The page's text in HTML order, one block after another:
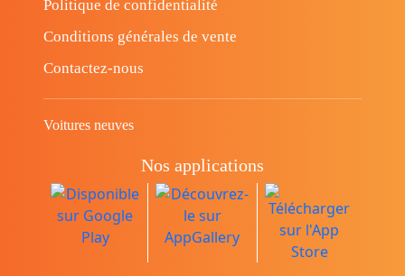
Politique de confidentialité
Conditions générales de vente
Contactez-nous
Voitures neuves
Nos applications